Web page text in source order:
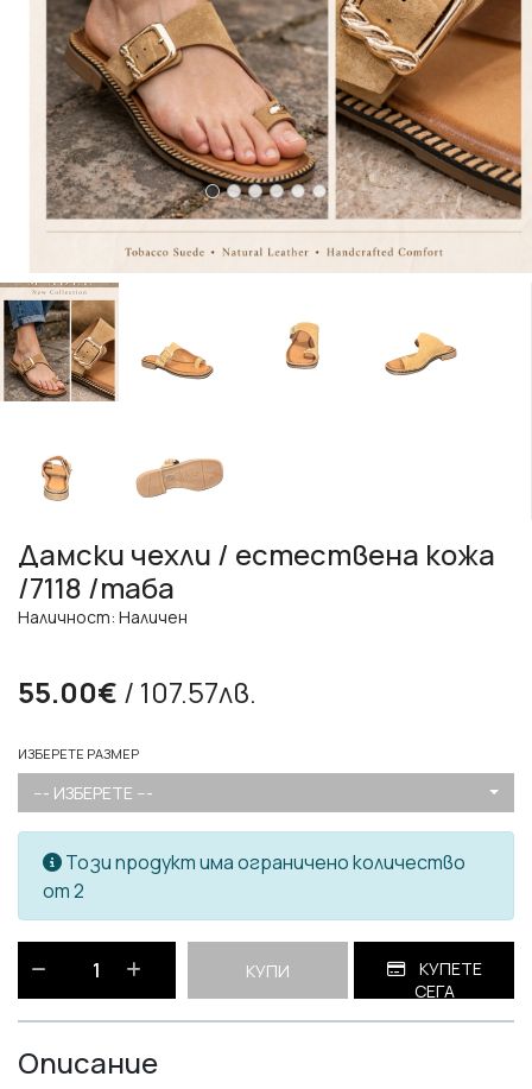
Дамски чехли / естествена кожа
/7118 /таба
Наличност: Наличен
55.00€ / 107.57лв.
ИЗБЕРЕТЕ РАЗМЕР
--- ИЗБЕРЕТЕ ---
Този продукт има ограничено количество
от 2
КУПИ
КУПЕТЕ
СЕГА
Описание